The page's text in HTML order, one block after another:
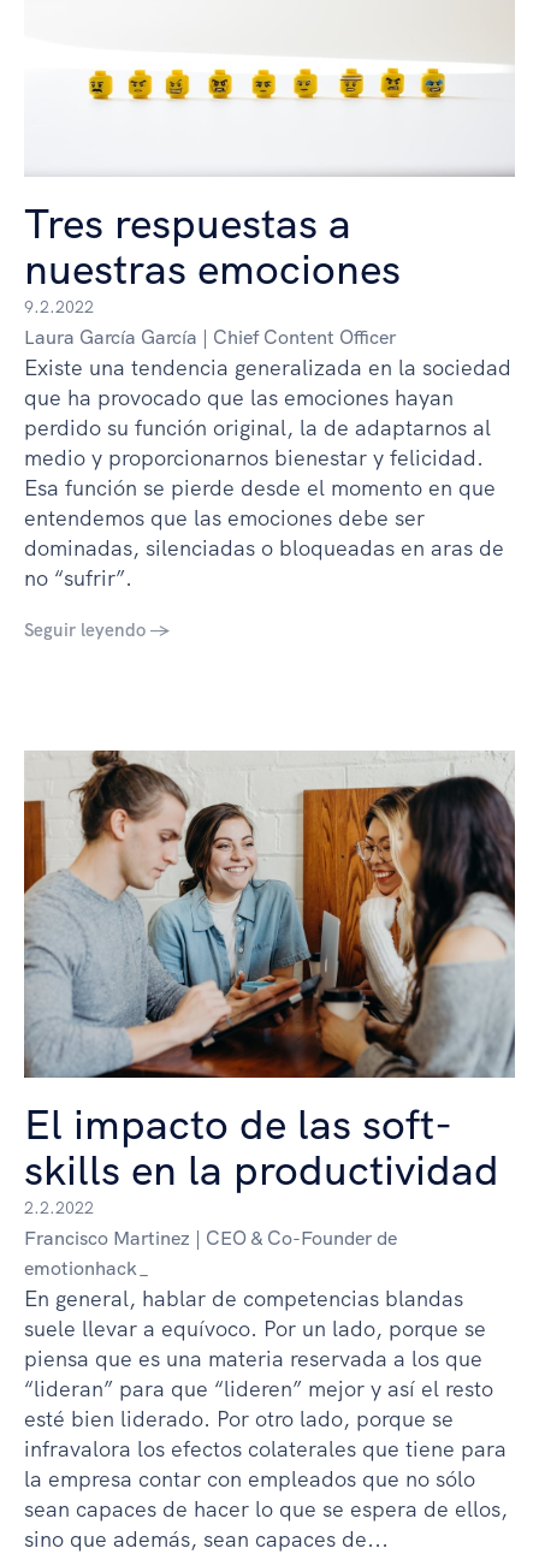
Tres respuestas a
nuestras emociones
9.2.2022
Laura García García | Chief Content Officer
Existe una tendencia generalizada en la sociedad
que ha provocado que las emociones hayan
perdido su función original, la de adaptarnos al
medio y proporcionarnos bienestar y felicidad.
Esa función se pierde desde el momento en que
entendemos que las emociones debe ser
dominadas, silenciadas o bloqueadas en aras de
no “sufrir”.
Seguir leyendo →
El impacto de las soft-
skills en la productividad
2.2.2022
Francisco Martinez | CEO & Co-Founder de
emotionhack_
En general, hablar de competencias blandas
suele llevar a equívoco. Por un lado, porque se
piensa que es una materia reservada a los que
“lideran” para que “lideren” mejor y así el resto
esté bien liderado. Por otro lado, porque se
infravalora los efectos colaterales que tiene para
la empresa contar con empleados que no sólo
sean capaces de hacer lo que se espera de ellos,
sino que además, sean capaces de...